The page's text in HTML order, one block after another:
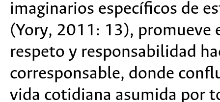
imaginarios específicos de
(Yory, 2011: 13), promueve
respeto y responsabilidad
corresponsable, donde
vida cotidiana asumida por